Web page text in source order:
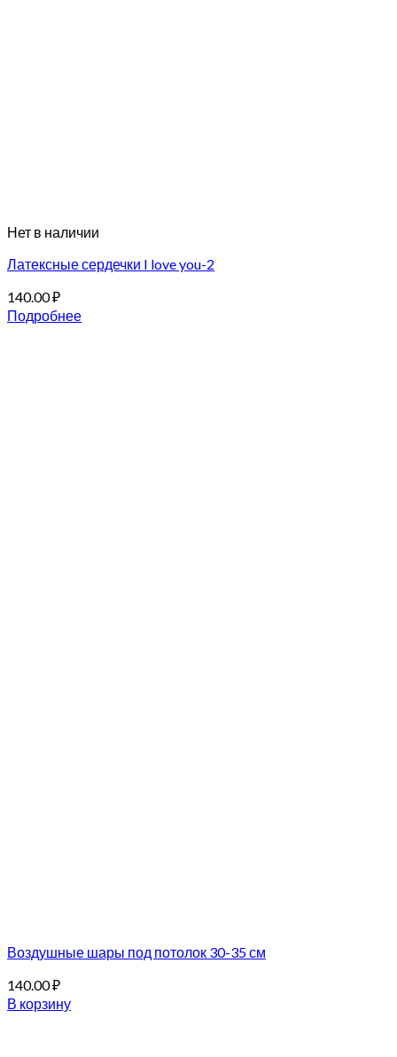
Нет в наличии
Латексные сердечки I love you-2
140.00₽
Подробнее
Воздушные шары под потолок 30-35 см
140.00₽
В корзину